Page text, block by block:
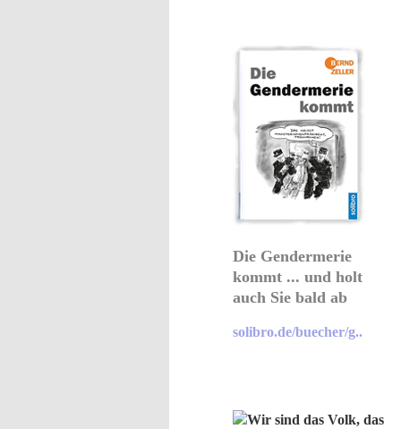
Die Gendermerie
kommt ... und holt
auch Sie bald ab
solibro.de/buecher/g..